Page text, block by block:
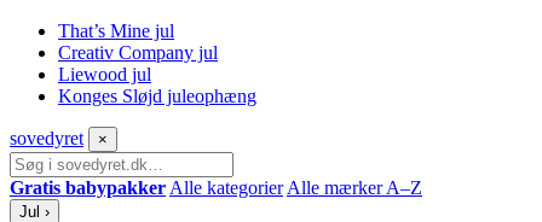
That’s Mine jul
Creativ Company jul
Liewood jul
Konges Sløjd juleophæng
sovedyret ×
Gratis babypakker Alle kategorier Alle mærker A–Z
Jul ›